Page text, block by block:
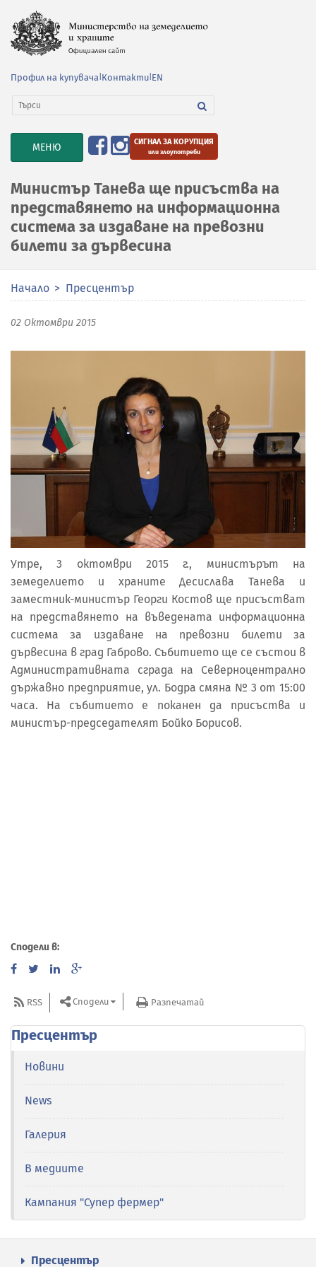
Профил на купувача Контакти EN
TOGGLE
NAVIGATION
МЕНЮ СИГНАЛ ЗА КОРУПЦИЯ
или злоупотреби
Министър Танева ще присъства на
представянето на информационна
система за издаване на превозни
билети за дървесина
Начало Пресцентър
02 Октомври 2015
Утре, 3 октомври 2015 г., министърът на
земеделието и храните Десислава Танева и
заместник-министър Георги Костов ще присъстват
на представянето на въведената информационна
система за издаване на превозни билети за
дървесина в град Габрово. Събитието ще се състои в
Административната сграда на Северноцентрално
държавно предприятие, ул. Бодра смяна № 3 от 15:00
часа. На събитието е поканен да присъства и
министър-председателят Бойко Борисов.
Сподели в:
RSS Сподели Разпечатай
Пресцентър
Новини
News
Галерия
В медиите
Кампания "Супер фермер"
Пресцентър